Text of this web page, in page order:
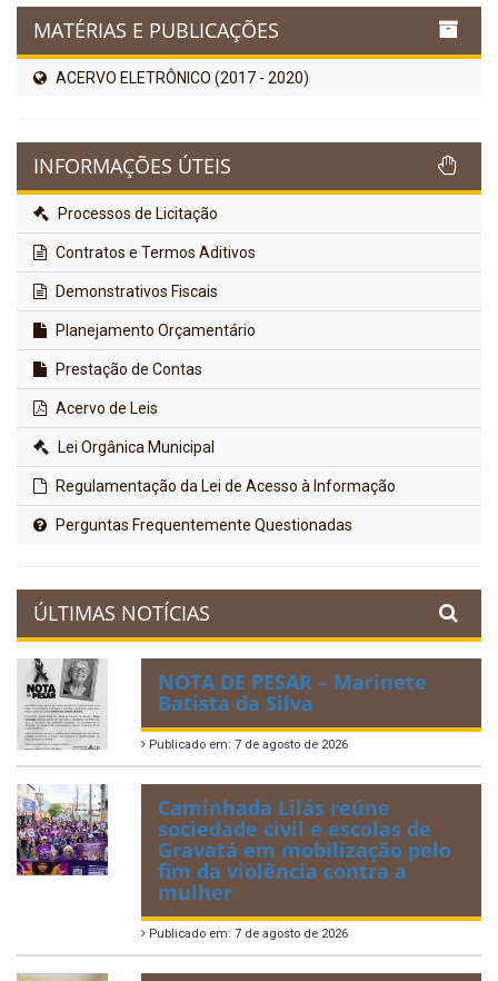
MATÉRIAS E PUBLICAÇÕES
ACERVO ELETRÔNICO (2017 - 2020)
INFORMAÇÕES ÚTEIS
Processos de Licitação
Contratos e Termos Aditivos
Demonstrativos Fiscais
Planejamento Orçamentário
Prestação de Contas
Acervo de Leis
Lei Orgânica Municipal
Regulamentação da Lei de Acesso à Informação
Perguntas Frequentemente Questionadas
ÚLTIMAS NOTÍCIAS
NOTA DE PESAR – Marinete
Batista da Silva
Publicado em: 7 de agosto de 2026
Caminhada Lilás reúne
sociedade civil e escolas de
Gravatá em mobilização pelo
fim da violência contra a
mulher
Publicado em: 7 de agosto de 2026